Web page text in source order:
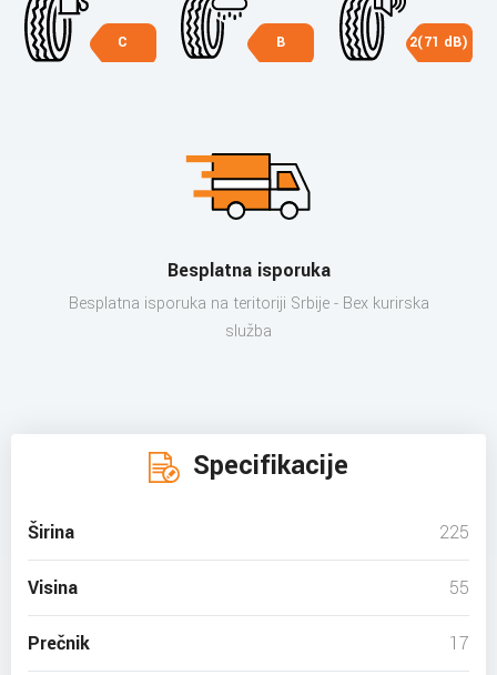
C B 2(71 dB)
Besplatna isporuka
Besplatna isporuka na teritoriji Srbije - Bex kurirska
služba
Specifikacije
Širina 225
Visina 55
Prečnik 17